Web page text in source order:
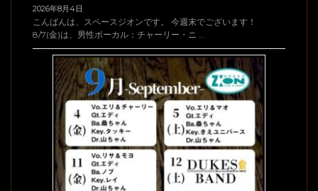
2026年8月4日
こんばんは、スペースジオンです。 今週末でございます！
8/7(金)は、男性ボーカル：チャーリー・ニ …